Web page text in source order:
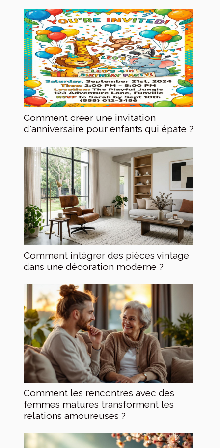
Comment créer une invitation
d'anniversaire pour enfants qui épate ?
Comment intégrer des pièces vintage
dans une décoration moderne ?
Comment les rencontres avec des
femmes matures transforment les
relations amoureuses ?